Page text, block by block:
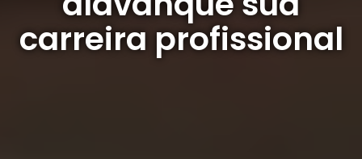
carreira profissional